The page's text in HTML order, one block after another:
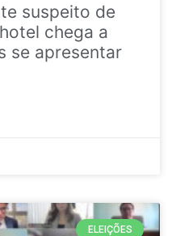
suspeito de
chega a
se apresentar
ELEIÇÕES